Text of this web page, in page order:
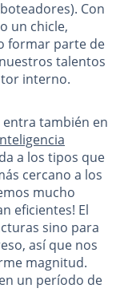
Con
un chicle,
formar parte de
talentos
interno.
entra también en
a los tipos que
cercano a los
mucho
eficientes! El
sino para
así que nos
magnitud.
un período de